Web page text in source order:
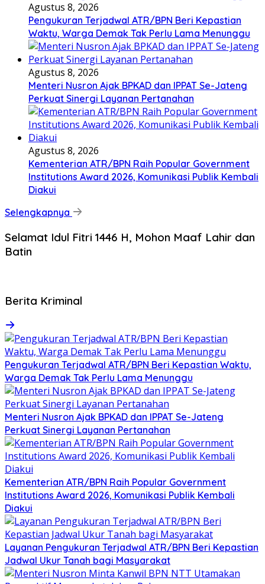
Agustus 8, 2026
Pengukuran Terjadwal ATR/BPN Beri Kepastian
Waktu, Warga Demak Tak Perlu Lama Menunggu
Agustus 8, 2026
Menteri Nusron Ajak BPKAD dan IPPAT Se-Jateng
Perkuat Sinergi Layanan Pertanahan
Agustus 8, 2026
Kementerian ATR/BPN Raih Popular Government
Institutions Award 2026, Komunikasi Publik Kembali
Diakui
Selengkapnya
Selamat Idul Fitri 1446 H, Mohon Maaf Lahir dan
Batin
Berita Kriminal
Pengukuran Terjadwal ATR/BPN Beri Kepastian Waktu,
Warga Demak Tak Perlu Lama Menunggu
Menteri Nusron Ajak BPKAD dan IPPAT Se-Jateng
Perkuat Sinergi Layanan Pertanahan
Kementerian ATR/BPN Raih Popular Government
Institutions Award 2026, Komunikasi Publik Kembali
Diakui
Layanan Pengukuran Terjadwal ATR/BPN Beri Kepastian
Jadwal Ukur Tanah bagi Masyarakat